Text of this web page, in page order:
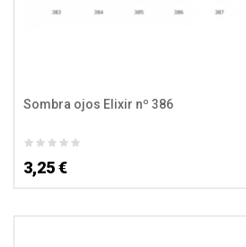
Sombra ojos Elixir nº 386
3,25 €